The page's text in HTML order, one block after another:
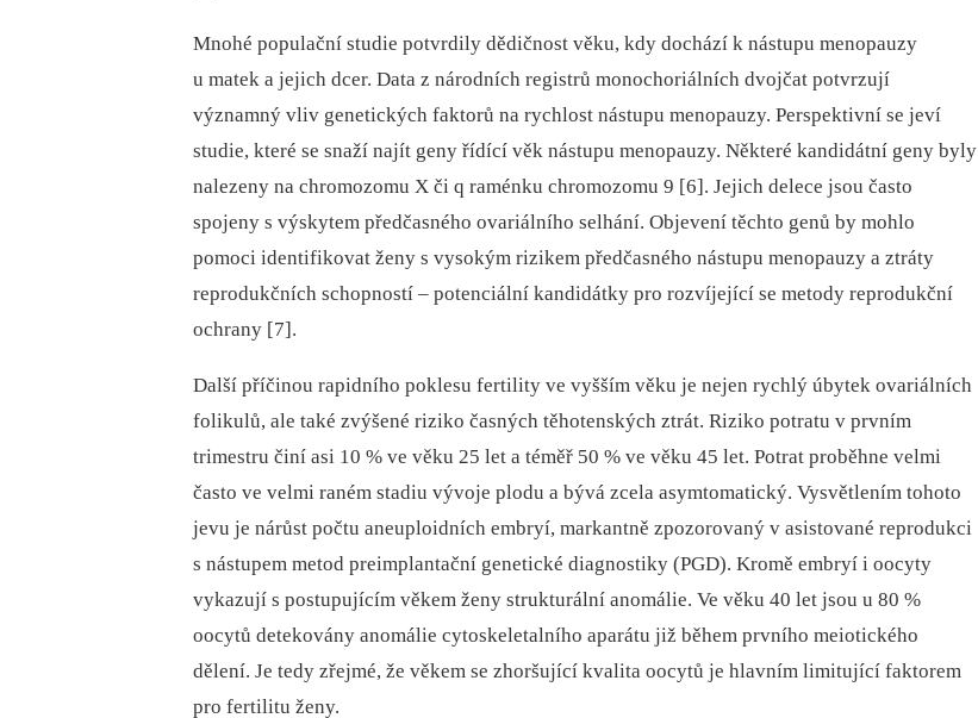
Mnohé populační studie potvrdily dědičnost věku, kdy dochází k nástupu menopauzy
u matek a jejich dcer. Data z národních registrů monochoriálních dvojčat potvrzují
významný vliv genetických faktorů na rychlost nástupu menopauzy. Perspektivní se jeví
studie, které se snaží najít geny řídící věk nástupu menopauzy. Některé kandidátní geny byly
nalezeny na chromozomu X či q raménku chromozomu 9 [6]. Jejich delece jsou často
spojeny s výskytem předčasného ovariálního selhání. Objevení těchto genů by mohlo
pomoci identifikovat ženy s vysokým rizikem předčasného nástupu menopauzy a ztráty
reprodukčních schopností –⁠ potenciální kandidátky pro rozvíjející se metody reprodukční
ochrany [7].
Další příčinou rapidního poklesu fertility ve vyšším věku je nejen rychlý úbytek ovariálních
folikulů, ale také zvýšené riziko časných těhotenských ztrát. Riziko potratu v prvním
trimestru činí asi 10 % ve věku 25 let a téměř 50 % ve věku 45 let. Potrat proběhne velmi
často ve velmi raném stadiu vývoje plodu a bývá zcela asymtomatický. Vysvětlením tohoto
jevu je nárůst počtu aneuploidních embryí, markantně zpozorovaný v asistované reprodukci
s nástupem metod preimplantační genetické diagnostiky (PGD). Kromě embryí i oocyty
vykazují s postupujícím věkem ženy strukturální anomálie. Ve věku 40 let jsou u 80 %
oocytů detekovány anomálie cytoskeletalního aparátu již během prvního meiotického
dělení. Je tedy zřejmé, že věkem se zhoršující kvalita oocytů je hlavním limitující faktorem
pro fertilitu ženy.